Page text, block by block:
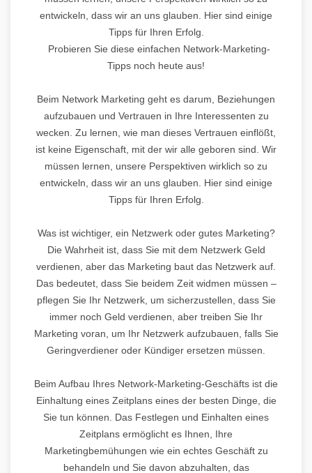
entwickeln, dass wir an uns glauben. Hier sind einige
Tipps für Ihren Erfolg.
Probieren Sie diese einfachen Network-Marketing-
Tipps noch heute aus!
Beim Network Marketing geht es darum, Beziehungen
aufzubauen und Vertrauen in Ihre Interessenten zu
wecken. Zu lernen, wie man dieses Vertrauen einflößt,
ist keine Eigenschaft, mit der wir alle geboren sind. Wir
müssen lernen, unsere Perspektiven wirklich so zu
entwickeln, dass wir an uns glauben. Hier sind einige
Tipps für Ihren Erfolg.
Was ist wichtiger, ein Netzwerk oder gutes Marketing?
Die Wahrheit ist, dass Sie mit dem Netzwerk Geld
verdienen, aber das Marketing baut das Netzwerk auf.
Das bedeutet, dass Sie beidem Zeit widmen müssen –
pflegen Sie Ihr Netzwerk, um sicherzustellen, dass Sie
immer noch Geld verdienen, aber treiben Sie Ihr
Marketing voran, um Ihr Netzwerk aufzubauen, falls Sie
Geringverdiener oder Kündiger ersetzen müssen.
Beim Aufbau Ihres Network-Marketing-Geschäfts ist die
Einhaltung eines Zeitplans eines der besten Dinge, die
Sie tun können. Das Festlegen und Einhalten eines
Zeitplans ermöglicht es Ihnen, Ihre
Marketingbemühungen wie ein echtes Geschäft zu
behandeln und Sie davon abzuhalten, das